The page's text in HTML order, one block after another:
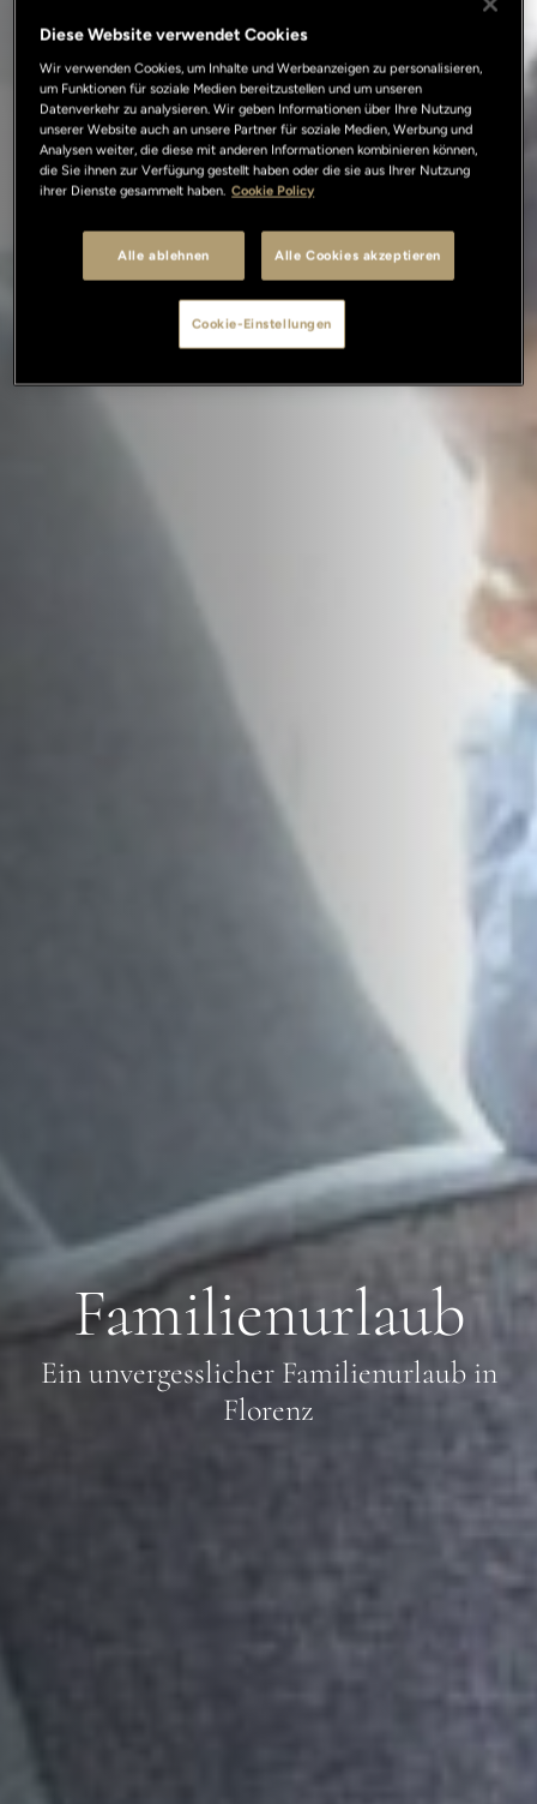
Familienurlaub
Ein unvergesslicher Familienurlaub in
Florenz
Diese Website verwendet Cookies
Wir verwenden Cookies, um Inhalte und Werbeanzeigen zu personalisieren,
um Funktionen für soziale Medien bereitzustellen und um unseren
Datenverkehr zu analysieren. Wir geben Informationen über Ihre Nutzung
unserer Website auch an unsere Partner für soziale Medien, Werbung und
Analysen weiter, die diese mit anderen Informationen kombinieren können,
die Sie ihnen zur Verfügung gestellt haben oder die sie aus Ihrer Nutzung
ihrer Dienste gesammelt haben. Cookie Policy
Alle ablehnen Alle Cookies akzeptieren
Cookie-Einstellungen